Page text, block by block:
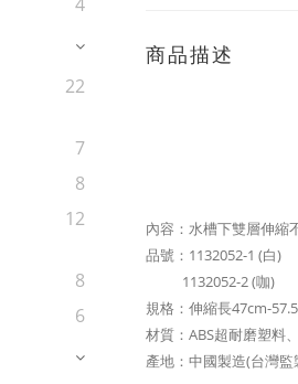
22
7
8
12
8
6
商品描述
內容：水槽下雙層伸縮
品號：1132052-1 (白)
1132052-2 (咖)
規格：伸縮長47cm-
材質：ABS超耐磨塑料
產地：中國製造(台灣監